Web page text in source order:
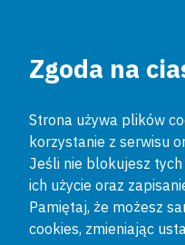
Zgoda na
Strona używa plików
korzystanie z serwisu
Jeśli nie blokujesz
ich użycie oraz
Pamiętaj, że możesz
cookies, zmieniając